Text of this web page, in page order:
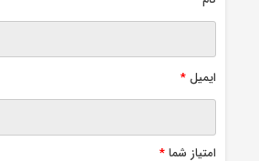
ایمیل*
امتیاز شما*